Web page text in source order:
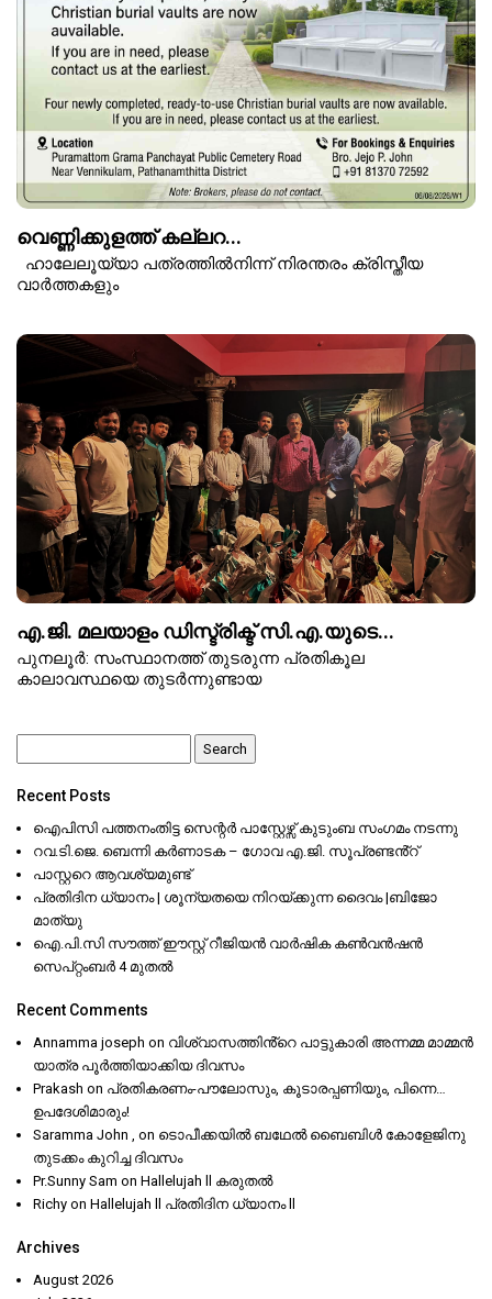
വെണ്ണിക്കുളത്ത് കല്ലറ...
ഹാലേലൂയ്യാ പത്രത്തിൽനിന്ന് നിരന്തരം ക്രിസ്തീയ
വാർത്തകളും
എ.ജി. മലയാളം ഡിസ്ട്രിക്ട് സി.എ.യുടെ...
പുനലൂർ: സംസ്ഥാനത്ത് തുടരുന്ന പ്രതികൂല
കാലാവസ്ഥയെ തുടർന്നുണ്ടായ
for:
Recent Posts
ഐപിസി പത്തനംതിട്ട സെന്റർ പാസ്റ്റേഴ്സ് കുടുംബ സംഗമം നടന്നു
റവ.ടി.ജെ. ബെന്നി കർണാടക – ഗോവ എ.ജി. സൂപ്രണ്ടൻ്റ്
പാസ്റ്ററെ ആവശ്യമുണ്ട്
പ്രതിദിന ധ്യാനം | ശൂന്യതയെ നിറയ്ക്കുന്ന ദൈവം |ബിജോ
മാത്യു
ഐ.പി.സി സൗത്ത് ഈസ്റ്റ് റീജിയൻ വാർഷിക കൺവൻഷൻ
സെപ്റ്റംബർ 4 മുതൽ
Recent Comments
Annamma joseph on വിശ്വാസത്തിൻ്റെ പാട്ടുകാരി അന്നമ്മ മാമ്മൻ
യാത്ര പൂർത്തിയാക്കിയ ദിവസം
Prakash on പ്രതികരണം-പൗലോസും, കൂടാരപ്പണിയും, പിന്നെ…
ഉപദേശിമാരും!
Saramma John ,
on ടൊപീക്കയിൽ ബഥേൽ ബൈബിൾ കോളേജിനു
തുടക്കം കുറിച്ച ദിവസം
Pr.Sunny Sam on Hallelujah ll കരുതൽ
Richy on Hallelujah ll പ്രതിദിന ധ്യാനം ll
Archives
August 2026